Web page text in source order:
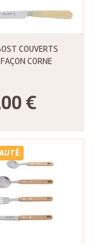
COUVERTS
CORNE
€